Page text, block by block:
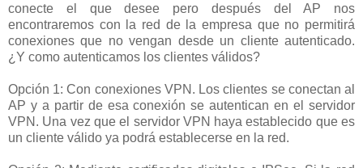
conecte el que desee pero después del AP nos
encontraremos con la red de la empresa que no permitirá
conexiones que no vengan desde un cliente autenticado.
¿Y como autenticamos los clientes válidos?
Opción 1: Con conexiones VPN. Los clientes se conectan al
AP y a partir de esa conexión se autentican en el servidor
VPN. Una vez que el servidor VPN haya establecido que es
un cliente válido ya podrá establecerse en la red.